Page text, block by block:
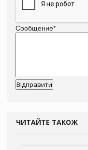
Сообщение*
ЧИТАЙТЕ ТАКОЖ